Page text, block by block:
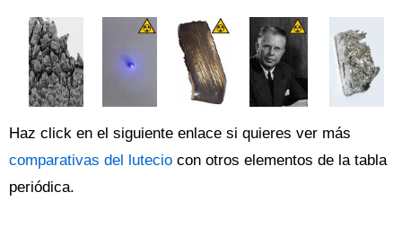
Haz click en el siguiente enlace si quieres ver más
comparativas del lutecio con otros elementos de la tabla
periódica.